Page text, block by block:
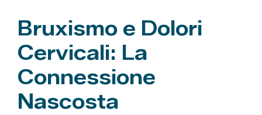
Bruxismo e Dolori
Cervicali: La
Connessione
Nascosta